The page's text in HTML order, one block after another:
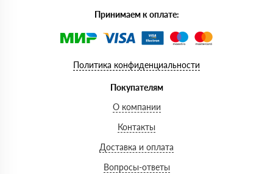
Принимаем к оплате:
Политика конфиденциальности
Покупателям
О компании
Контакты
Доставка и оплата
Вопросы-ответы